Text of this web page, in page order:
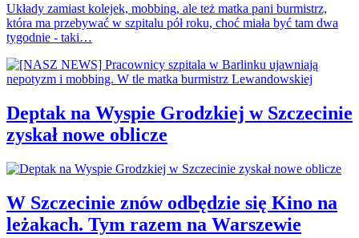
Układy zamiast kolejek, mobbing, ale też matka pani burmistrz,
która ma przebywać w szpitalu pół roku, choć miała być tam dwa
tygodnie - taki…
Deptak na Wyspie Grodzkiej w Szczecinie
zyskał nowe oblicze
W Szczecinie znów odbędzie się Kino na
leżakach. Tym razem na Warszewie